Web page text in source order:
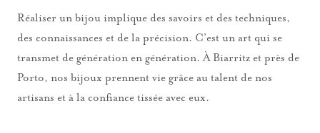
Réaliser un bijou implique des savoirs et des techniques,
des connaissances et de la précision. C’est un art qui se
transmet de génération en génération. À Biarritz et près de
Porto, nos bijoux prennent vie grâce au talent de nos
artisans et à la confiance tissée avec eux.